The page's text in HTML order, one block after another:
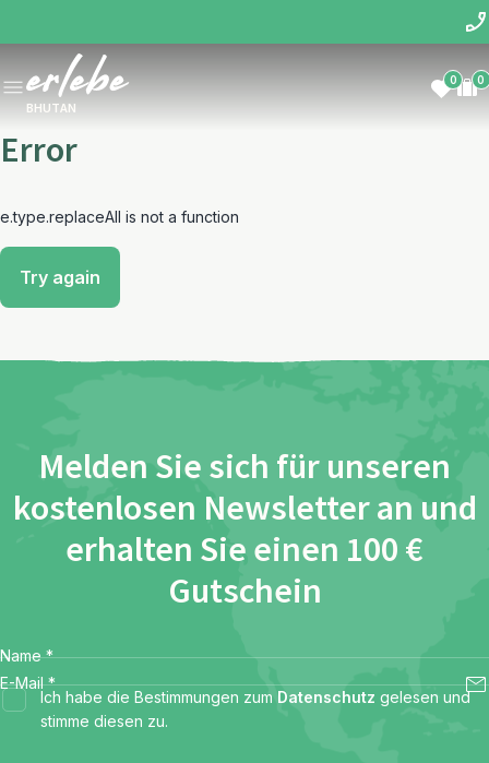
BHUTAN
0 0
Error
e.type.replaceAll is not a function
Try again
Melden Sie sich für unseren
kostenlosen Newsletter an und
erhalten Sie einen 100 €
Gutschein
Name *
E-Mail *
Ich habe die Bestimmungen zum Datenschutz gelesen und
stimme diesen zu.